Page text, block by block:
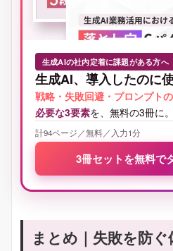
生成AIの社内定着に課題がある方へ
生成AI、導入したのに
戦略・失敗回避・プロンプト
必要な3要素を、無料の3冊に。
計94ページ／無料／入力1分
3冊セットを無料で
まとめ｜失敗を防